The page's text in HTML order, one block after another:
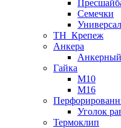
Семечки
ТН_Крепеж
Анкера
Анкерный
Гайка
М10
М16
Уголок
Термоклип